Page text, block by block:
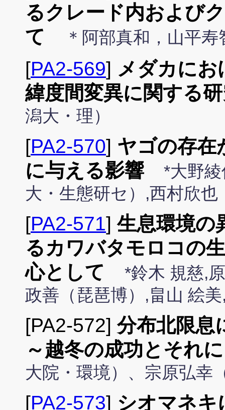
るクレード内および
て
＊阿部真和，山平
[PA2-569] メダカにお
緯度間変異に関する
潟大・理）
[PA2-570] ヤゴの存在
に与える影響
*大野
大・生態研セ）,西村欣
[PA2-571]生息環境の
るカワバタモロコの
心として
*鈴木 規慈,
政善（琵琶博）,畠山 絵
[PA2-572] 分布北限
～越冬の成功とそれ
大院・環境）、宗原弘幸
[PA2-573] シオマネキ